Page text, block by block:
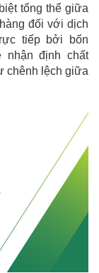
tổng thể giữa
đối với dịch
tiếp bởi bốn
nhận định chất
chênh lệch giữa